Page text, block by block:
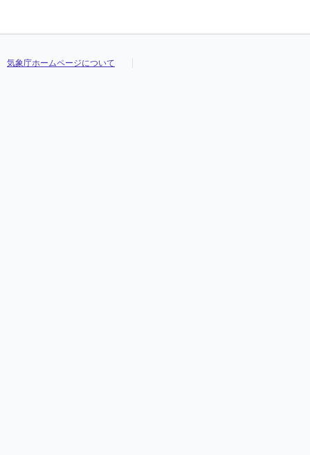
気象庁ホームページについて